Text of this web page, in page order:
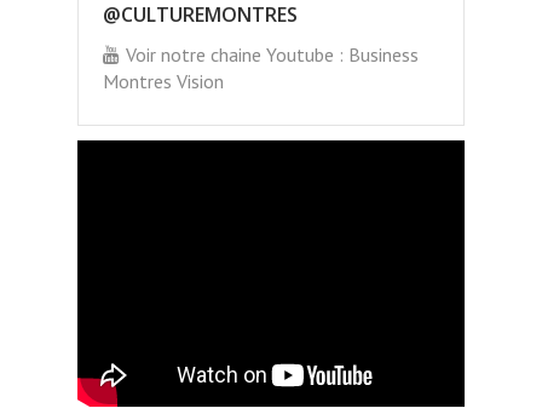
@CULTUREMONTRES
Voir notre chaine Youtube : Business
Montres Vision